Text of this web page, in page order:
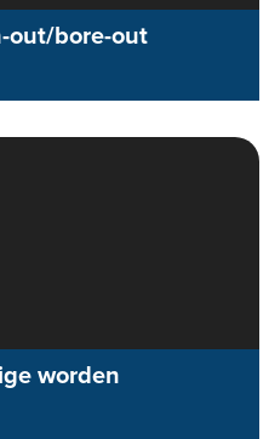
out/bore-out
worden